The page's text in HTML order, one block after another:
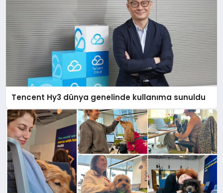
Tencent Hy3 dünya genelinde kullanıma sunuldu